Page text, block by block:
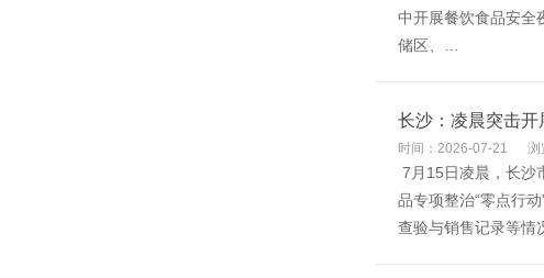
中开展餐饮食品安全
储区、…
长沙：凌晨突击
时间：2026-07-21 浏
7月15日凌晨，长沙
品专项整治“零点行
查验与销售记录等情